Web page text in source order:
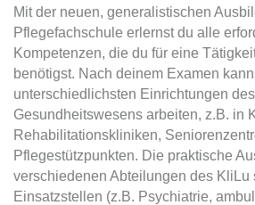
Mit der neuen, generalistischen
Pflegefachschule erlernst du alle
Kompetenzen, die du für eine
benötigst. Nach deinem Examen
unterschiedlichsten Einrichtungen des
Gesundheitswesens arbeiten, z.B. in
Rehabilitationskliniken,
Pflegestützpunkten. Die praktische
verschiedenen Abteilungen des KliLu
Einsatzstellen (z.B. Psychiatrie,